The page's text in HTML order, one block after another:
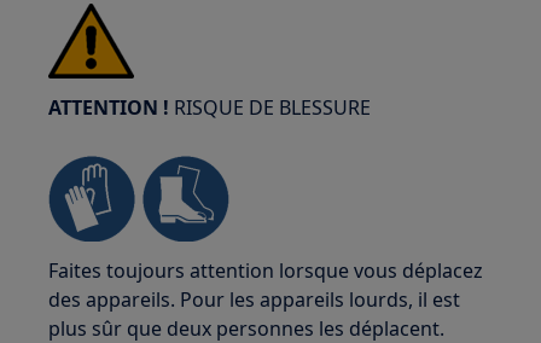
ATTENTION ! RISQUE DE BLESSURE
Faites toujours attention lorsque vous déplacez
des appareils. Pour les appareils lourds, il est
plus sûr que deux personnes les déplacent.